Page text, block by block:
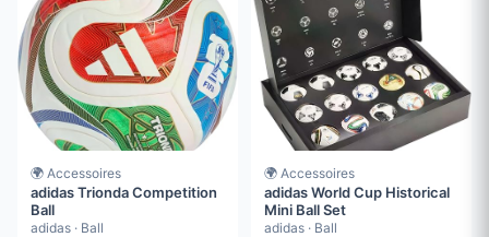
🌍 Accessoires
adidas Trionda Competition
Ball
adidas · Ball
🌍 Accessoires
adidas World Cup Historical
Mini Ball Set
adidas · Ball